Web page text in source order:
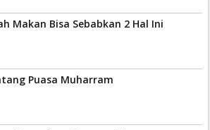
Makan Bisa Sebabkan 2 Hal Ini
Puasa Muharram